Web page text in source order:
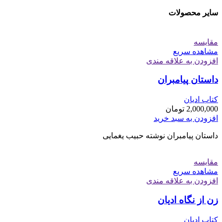
سایر محصولات
مقایسه
مشاهده سریع
افزودن به علاقه مندی
داستان پیامبران
کتاب ادیان
2,000,000 تومان
افزودن به سبد خرید
داستان پیامبران نوشته حبیب یغمایی
مقایسه
مشاهده سریع
افزودن به علاقه مندی
زن از نگاه ادیان
کتاب ادیان